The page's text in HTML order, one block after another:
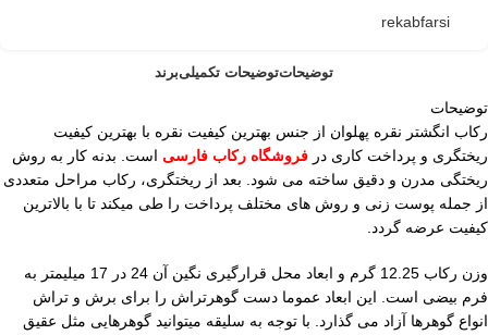
rekabfarsi
توضیحاتتوضیحات تکمیلیبرند
توضیحات
رکاب انگشتر نقره پهلوان از جنس بهترین کیفیت نقره با بهترین کیفیت
ریختگری و پرداخت کاری در فروشگاه رکاب فارسی است. بدنه کار به روش
ریختگی مدرن و دقیق ساخته می شود. بعد از ریختگری، رکاب مراحل متعددی
از جمله پوست زنی و روش های مختلف پرداخت را طی میکند تا با بالاترین
کیفیت عرضه گردد.
وزن رکاب 12.25 گرم و ابعاد محل قرارگیری نگین آن 24 در 17 میلیمتر به
فرم بیضی است. این ابعاد عموما دست گوهرتراش را برای برش و تراش
انواع گوهرها آزاد می گذارد. با توجه به سلیقه میتوانید گوهرهایی مثل عقیق